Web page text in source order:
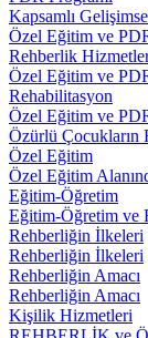
Kapsamlı
Özel Eğitim ve
Rehberlik
Özel Eğitim ve
Rehabilitasyon
Özel Eğitim ve
Özürlü Çocukların
Özel Eğitim
Özel Eğitim
Eğitim-Öğretim
Eğitim-Öğretim ve
Rehberliğin İlkeleri
Rehberliğin İlkeleri
Rehberliğin Amacı
Rehberliğin Amacı
Kişilik Hizmetleri